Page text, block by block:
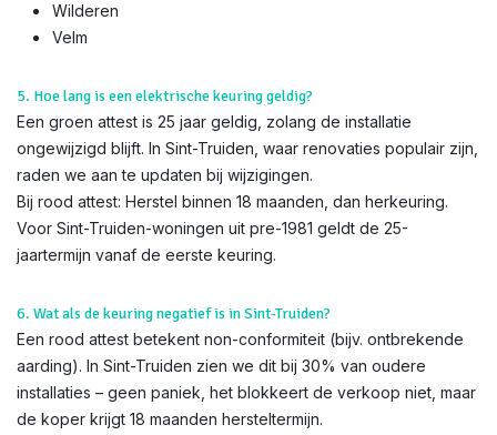
Wilderen
Velm
5. Hoe lang is een elektrische keuring geldig?
Een groen attest is 25 jaar geldig, zolang de installatie
ongewijzigd blijft. In Sint-Truiden, waar renovaties populair zijn,
raden we aan te updaten bij wijzigingen.
Bij rood attest: Herstel binnen 18 maanden, dan herkeuring.
Voor Sint-Truiden-woningen uit pre-1981 geldt de 25-
jaartermijn vanaf de eerste keuring.
6. Wat als de keuring negatief is in Sint-Truiden?
Een rood attest betekent non-conformiteit (bijv. ontbrekende
aarding). In Sint-Truiden zien we dit bij 30% van oudere
installaties – geen paniek, het blokkeert de verkoop niet, maar
de koper krijgt 18 maanden hersteltermijn.